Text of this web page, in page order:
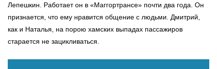
Лепешкин. Работает он в «Маггортрансе» почти два года. Он
признается, что ему нравится общение с людьми. Дмитрий,
как и Наталья, на порою хамских выпадах пассажиров
старается не зацикливаться.